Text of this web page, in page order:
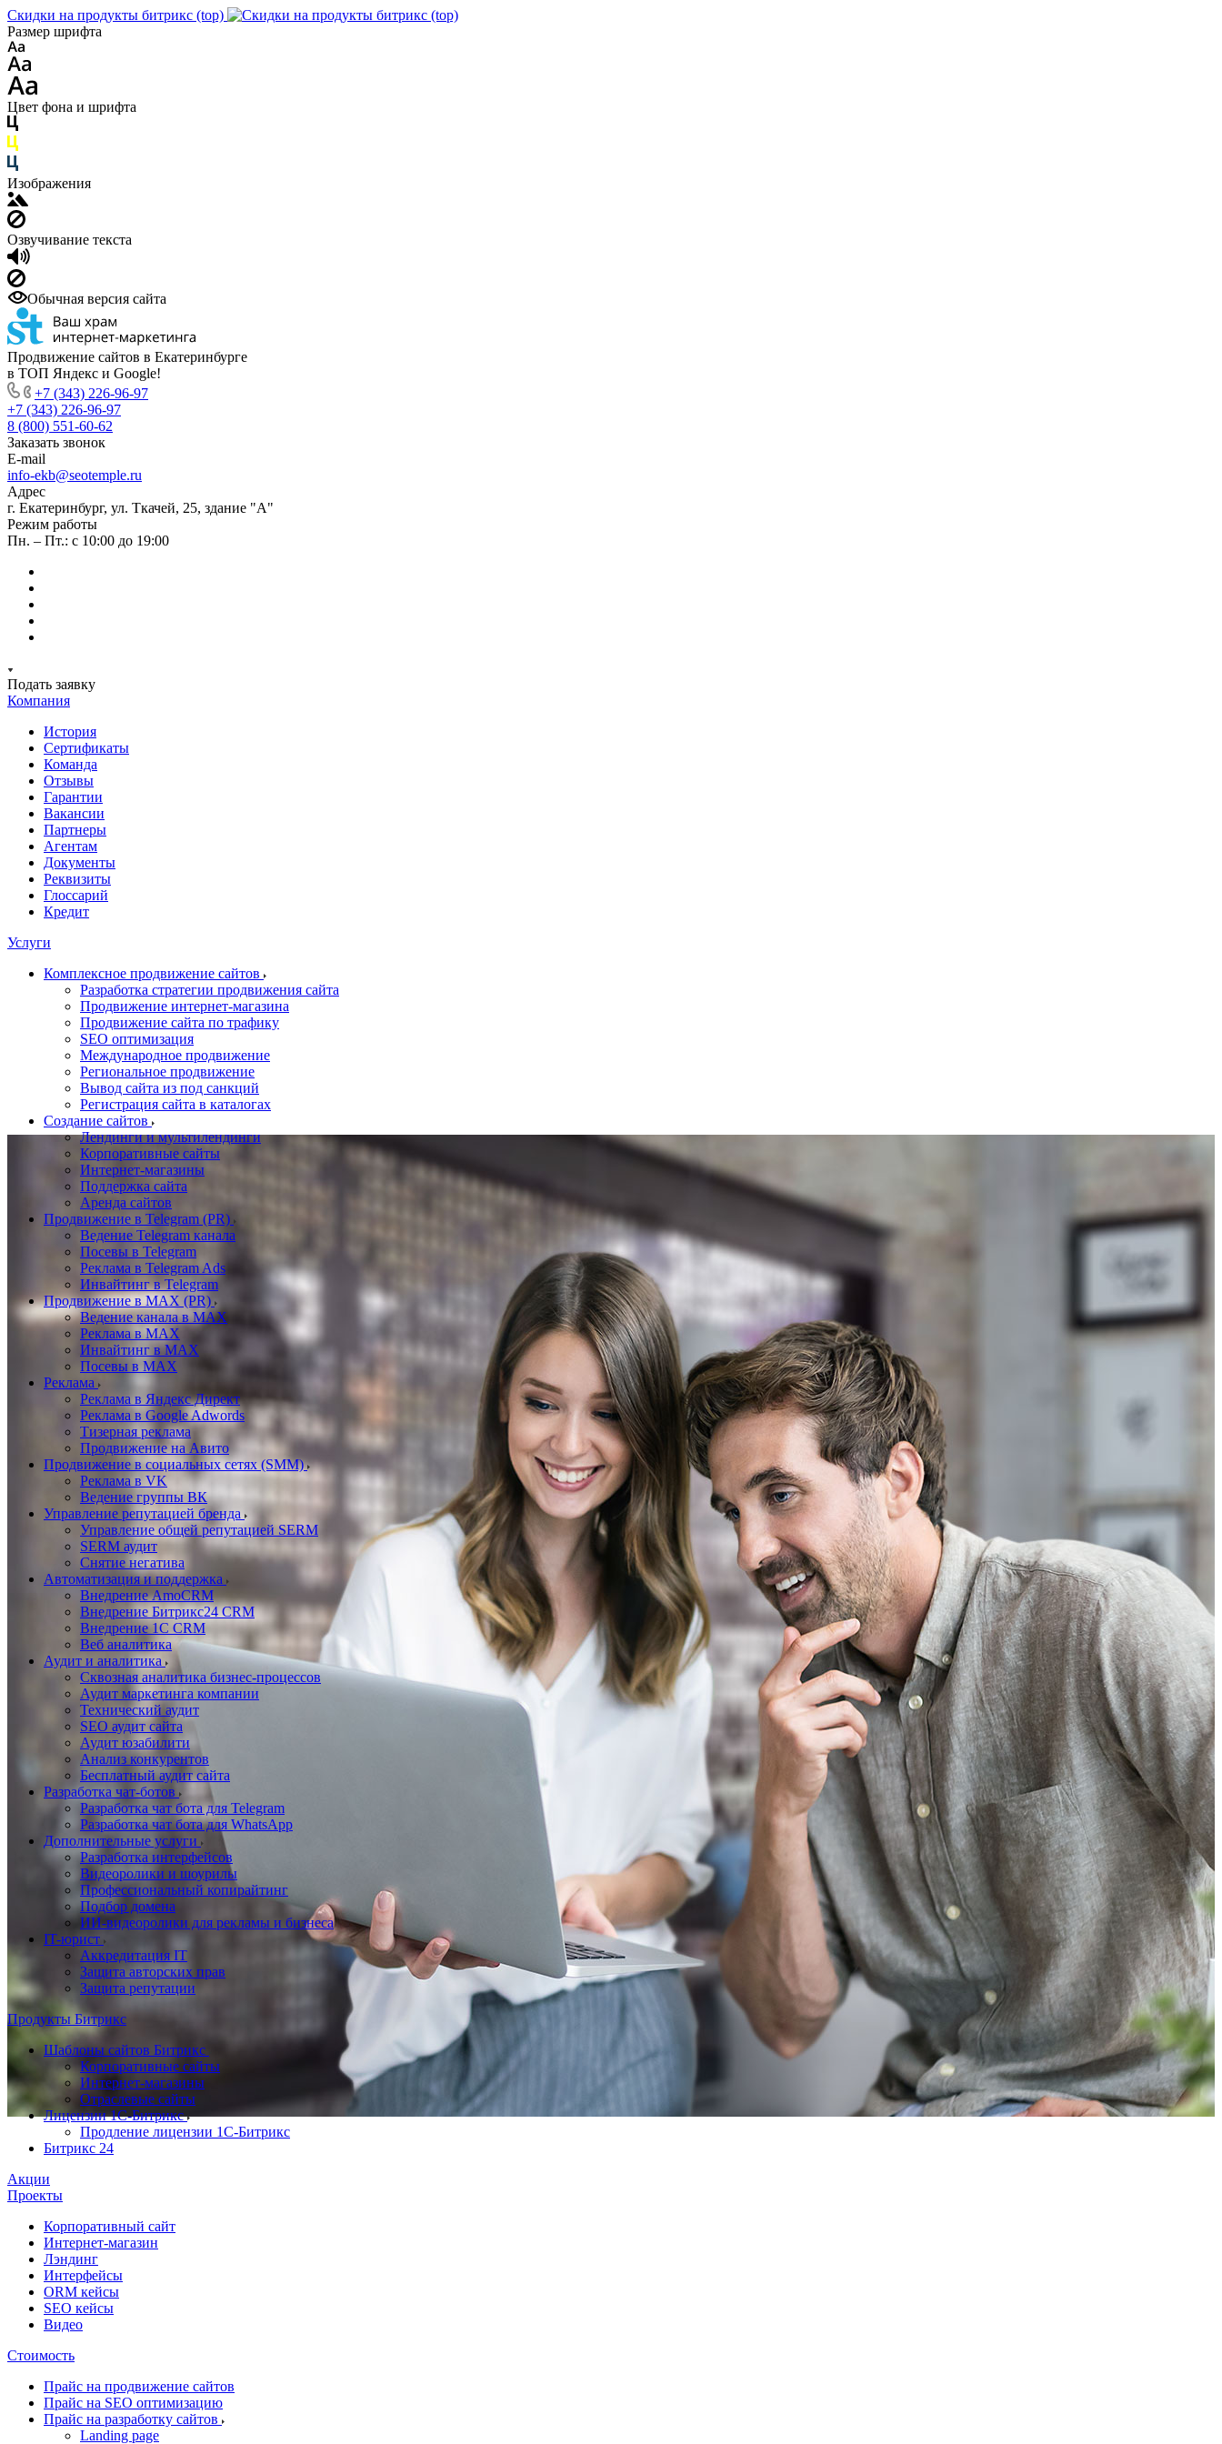
Скидки на продукты битрикс (top)
Размер шрифта
Цвет фона и шрифта
Изображения
Озвучивание текста
Обычная версия сайта
Продвижение сайтов в Екатеринбурге
в ТОП Яндекс и Google!
+7 (343) 226-96-97
+7 (343) 226-96-97
8 (800) 551-60-62
Заказать звонок
E-mail
info-ekb@seotemple.ru
Адрес
г. Екатеринбург, ул. Ткачей, 25, здание "А"
Режим работы
Пн. – Пт.: с 10:00 до 19:00
Подать заявку
Компания
История
Сертификаты
Команда
Отзывы
Гарантии
Вакансии
Партнеры
Агентам
Документы
Реквизиты
Глоссарий
Кредит
Услуги
Комплексное продвижение сайтов
Разработка стратегии продвижения сайта
Продвижение интернет-магазина
Продвижение сайта по трафику
SEO оптимизация
Международное продвижение
Региональное продвижение
Вывод сайта из под санкций
Регистрация сайта в каталогах
Создание сайтов
Лендинги и мультилендинги
Корпоративные сайты
Интернет-магазины
Поддержка сайта
Аренда сайтов
Продвижение в Telegram (PR)
Ведение Telegram канала
Посевы в Telegram
Реклама в Telegram Ads
Инвайтинг в Telegram
Продвижение в MAX (PR)
Ведение канала в MAX
Реклама в MAX
Инвайтинг в MAX
Посевы в MAX
Реклама
Реклама в Яндекс Директ
Реклама в Google Adwords
Тизерная реклама
Продвижение на Авито
Продвижение в социальных сетях (SMM)
Реклама в VK
Ведение группы ВК
Управление репутацией бренда
Управление общей репутацией SERM
SERM аудит
Снятие негатива
Автоматизация и поддержка
Внедрение AmoCRM
Внедрение Битрикс24 CRM
Внедрение 1C CRM
Веб аналитика
Аудит и аналитика
Сквозная аналитика бизнес-процессов
Аудит маркетинга компании
Технический аудит
SEO аудит сайта
Аудит юзабилити
Анализ конкурентов
Бесплатный аудит сайта
Разработка чат-ботов
Разработка чат бота для Telegram
Разработка чат бота для WhatsApp
Дополнительные услуги
Разработка интерфейсов
Видеоролики и шоурилы
Профессиональный копирайтинг
Подбор домена
ИИ-видеоролики для рекламы и бизнеса
IT-юрист
Аккредитация IT
Защита авторских прав
Защита репутации
Продукты Битрикс
Шаблоны сайтов Битрикс
Корпоративные сайты
Интернет-магазины
Отраслевые сайты
Лицензии 1С-Битрикс
Продление лицензии 1С-Битрикс
Битрикс 24
Акции
Проекты
Корпоративный сайт
Интернет-магазин
Лэндинг
Интерфейсы
ORM кейсы
SEO кейсы
Видео
Стоимость
Прайс на продвижение сайтов
Прайс на SEO оптимизацию
Прайс на разработку сайтов
Landing page